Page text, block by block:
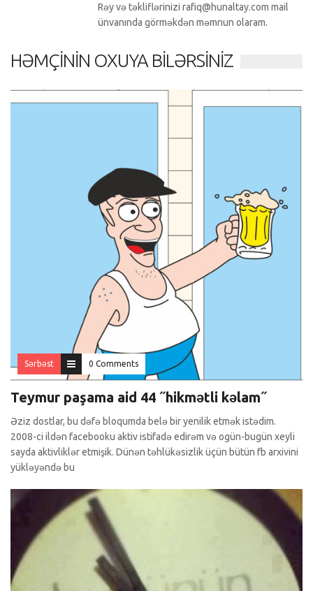
Rəy və təkliflərinizi rafiq@hunaltay.com mail
ünvanında görməkdən məmnun olaram.
HƏMÇININ OXUYA BILƏRSINIZ
Sərbəst 0 Comments
Teymur paşama aid 44 ˝hikmətli kəlam˝
Əziz dostlar, bu dəfə bloqumda belə bir yenilik etmək istədim.
2008-ci ildən facebooku aktiv istifadə edirəm və ogün-bugün xeyli
sayda aktivliklər etmişik. Dünən təhlükəsizlik üçün bütün fb arxivini
yükləyəndə bu